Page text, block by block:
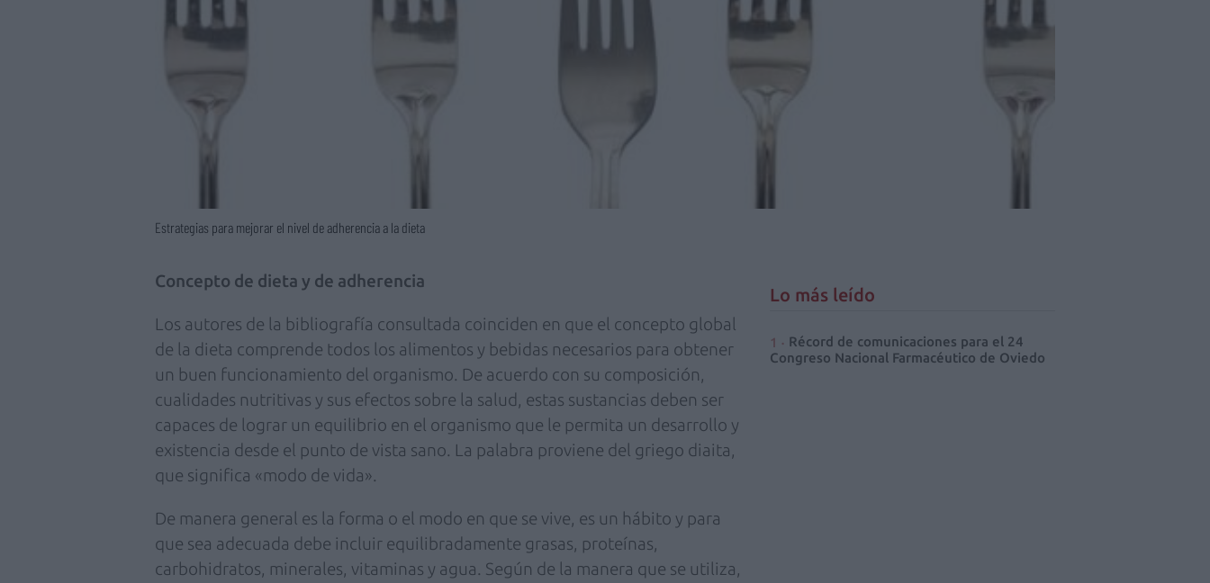
Estrategias para mejorar el nivel de adherencia a la dieta
Concepto de dieta y de adherencia
Los autores de la bibliografía consultada coinciden en que el concepto global
de la dieta comprende todos los alimentos y bebidas necesarios para obtener
un buen funcionamiento del organismo. De acuerdo con su composición,
cualidades nutritivas y sus efectos sobre la salud, estas sustancias deben ser
capaces de lograr un equilibrio en el organismo que le permita un desarrollo y
existencia desde el punto de vista sano. La palabra proviene del griego diaita,
que significa «modo de vida».
De manera general es la forma o el modo en que se vive, es un hábito y para
que sea adecuada debe incluir equilibradamente grasas, proteínas,
carbohidratos, minerales, vitaminas y agua. Según de la manera que se utiliza,
Lo más leído
Récord de comunicaciones para el 24
Congreso Nacional Farmacéutico de Oviedo